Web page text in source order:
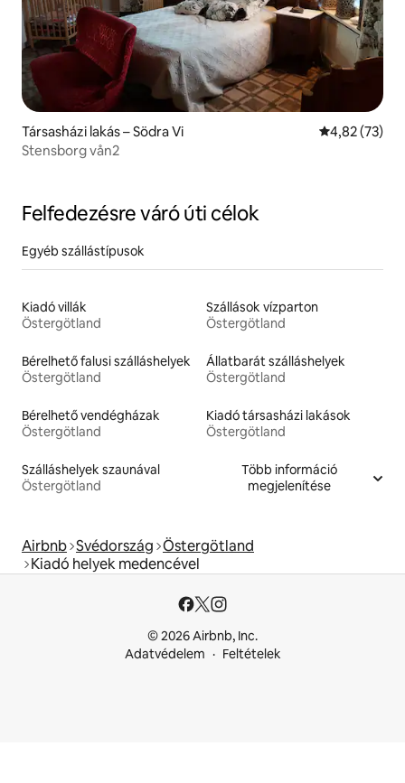
Társasházi lakás – Södra Vi Átlagos
4,82 (73)
Stensborg vån2
Felfedezésre váró úti célok
Egyéb szállástípusok
Kiadó villák
Östergötland
Szállások vízparton
Östergötland
Bérelhető falusi szálláshelyek
Östergötland
Állatbarát szálláshelyek
Östergötland
Bérelhető vendégházak
Östergötland
Kiadó társasházi lakások
Östergötland
Szálláshelyek szaunával
Östergötland
Több információ
megjelenítése
Airbnb Svédország Östergötland
Kiadó helyek medencével
© 2026 Airbnb, Inc.
Adatvédelem
Feltételek